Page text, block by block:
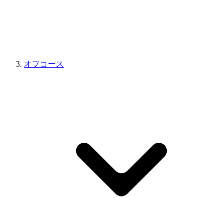
オフコース